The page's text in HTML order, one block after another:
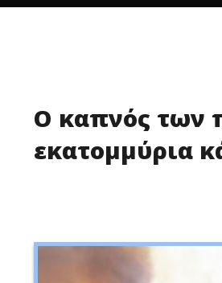
Ο καπνός των
εκατομμύρια